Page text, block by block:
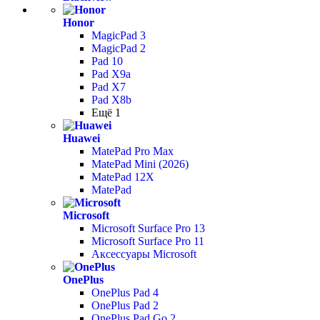
Honor
MagicPad 3
MagicPad 2
Pad 10
Pad X9a
Pad X7
Pad X8b
Ещё 1
Huawei
MatePad Pro Max
MatePad Mini (2026)
MatePad 12X
MatePad
Microsoft
Microsoft Surface Pro 13
Microsoft Surface Pro 11
Аксессуары Microsoft
OnePlus
OnePlus Pad 4
OnePlus Pad 2